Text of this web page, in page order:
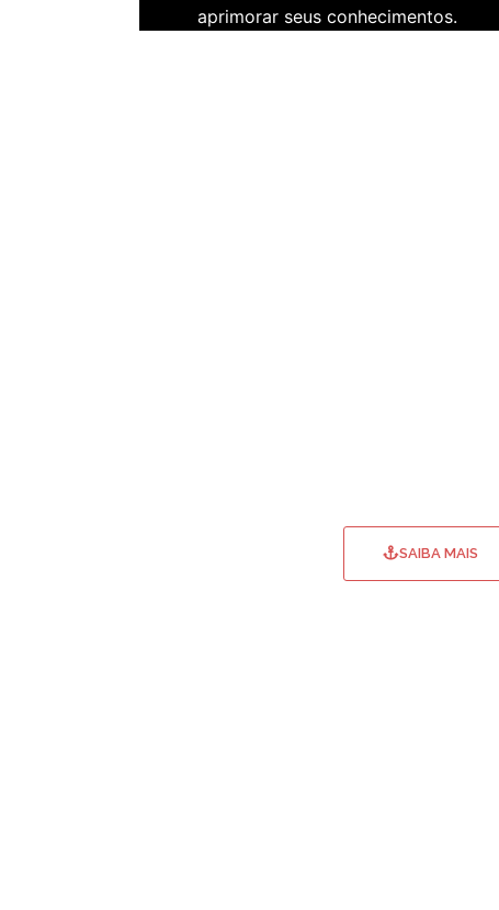
aprimorar seus conhecimentos.
SAIBA MAIS